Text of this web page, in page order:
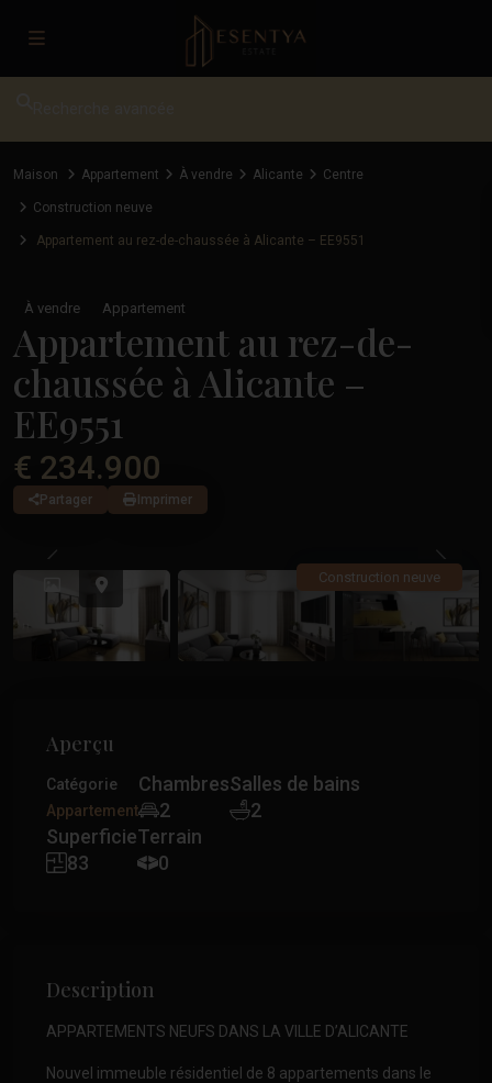
Maison Appartement À vendre Alicante Centre
Construction neuve
Appartement au rez-de-chaussée à Alicante – EE9551
À vendre Appartement
Appartement au rez-de-
chaussée à Alicante –
EE9551
€ 234.900
Partager Imprimer
Construction neuve
Précédent
Aperçu
Catégorie
Appartement
Chambres
2
Salles de bains
2
Superficie
83
Terrain
0
Description
APPARTEMENTS NEUFS DANS LA VILLE D’ALICANTE
Nouvel immeuble résidentiel de 8 appartements dans le